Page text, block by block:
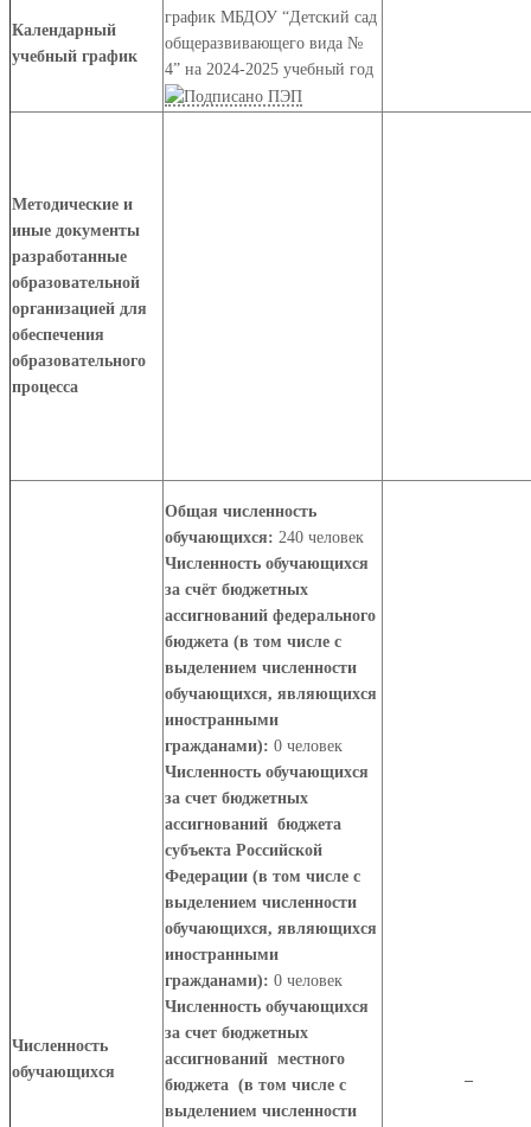
Календарный
учебный график
график МБДОУ “Детский сад
общеразвивающего вида №
4” на 2024-2025 учебный год
Методические и
иные документы
разработанные
образовательной
организацией для
обеспечения
образовательного
процесса
Численность
обучающихся
Общая численность
обучающихся: 240 человек
Численность обучающихся
за счёт бюджетных
ассигнований федерального
бюджета (в том числе с
выделением численности
обучающихся, являющихся
иностранными
гражданами): 0 человек
Численность обучающихся
за счет бюджетных
ассигнований бюджета
субъекта Российской
Федерации (в том числе с
выделением численности
обучающихся, являющихся
иностранными
гражданами): 0 человек
Численность обучающихся
за счет бюджетных
ассигнований местного
бюджета (в том числе с
выделением численности
–